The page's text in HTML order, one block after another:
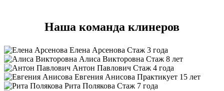
Наша команда клинеров
Елена Арсенова Стаж 3 года
Алиса Викторовна Стаж 8 лет
Антон Павлович Стаж 4 года
Евгения Анисова Практикует 15 лет
Рита Полякова Стаж 7 года